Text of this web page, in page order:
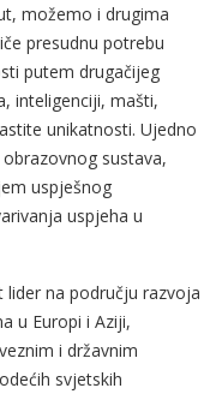
možemo i drugima
presudnu potrebu
putem drugačijeg
inteligenciji, mašti,
unikatnosti. Ujedno
sustava,
uspješnog
uspjeha u
lider na području razvoja
u Europi i Aziji,
i državnim
svjetskih